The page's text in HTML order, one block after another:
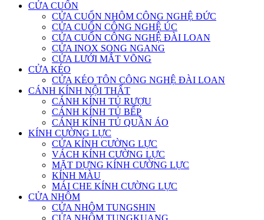
CỬA CUỐN
CỬA CUỐN NHÔM CÔNG NGHỆ ĐỨC
CỬA CUỐN CÔNG NGHỆ ÚC
CỬA CUỐN CÔNG NGHỆ ĐÀI LOAN
CỬA INOX SONG NGANG
CỬA LƯỚI MẮT VÕNG
CỬA KÉO
CỬA KÉO TÔN CÔNG NGHỆ ĐÀI LOAN
CÁNH KÍNH NỘI THẤT
CÁNH KÍNH TỦ RƯỢU
CÁNH KÍNH TỦ BẾP
CÁNH KÍNH TỦ QUẦN ÁO
KÍNH CƯỜNG LỰC
CỬA KÍNH CƯỜNG LỰC
VÁCH KÍNH CƯỜNG LỰC
MẶT DỰNG KÍNH CƯỜNG LỰC
KÍNH MÀU
MÁI CHE KÍNH CƯỜNG LỰC
CỬA NHÔM
CỬA NHÔM TUNGSHIN